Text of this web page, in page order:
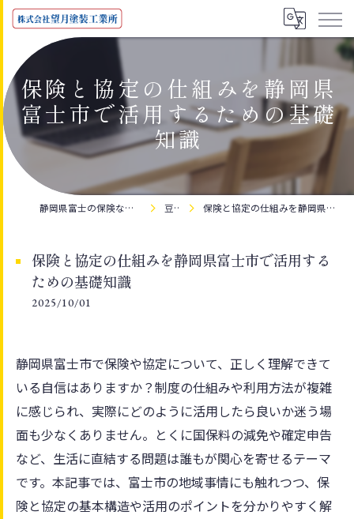
保険と協定の仕組みを静岡県
富士市で活用するための基礎
知識
静岡県富士の保険なら株式会社望月塗装工業所 豆知識 保険と協定の仕組みを静岡県富士市で活用するための基礎知識
保険と協定の仕組みを静岡県富士市で活用する
ための基礎知識
2025/10/01
静岡県富士市で保険や協定について、正しく理解できて
いる自信はありますか？制度の仕組みや利用方法が複雑
に感じられ、実際にどのように活用したら良いか迷う場
面も少なくありません。とくに国保料の減免や確定申告
など、生活に直結する問題は誰もが関心を寄せるテーマ
です。本記事では、富士市の地域事情にも触れつつ、保
険と協定の基本構造や活用のポイントを分かりやすく解